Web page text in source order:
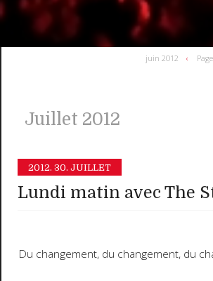
juin 2012
Juillet 2012
2012. 30. JUILLET
Lundi matin avec The
Du changement, du changement, du